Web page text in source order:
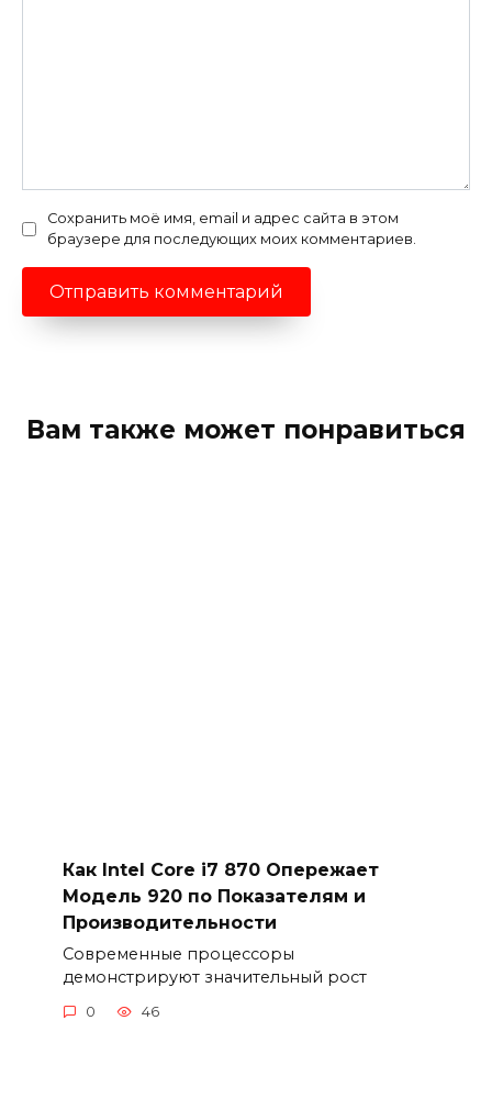
Сохранить моё имя, email и адрес сайта в этом
браузере для последующих моих комментариев.
Вам также может понравиться
Как Intel Core i7 870 Опережает
Модель 920 по Показателям и
Производительности
Современные процессоры
демонстрируют значительный рост
0 46